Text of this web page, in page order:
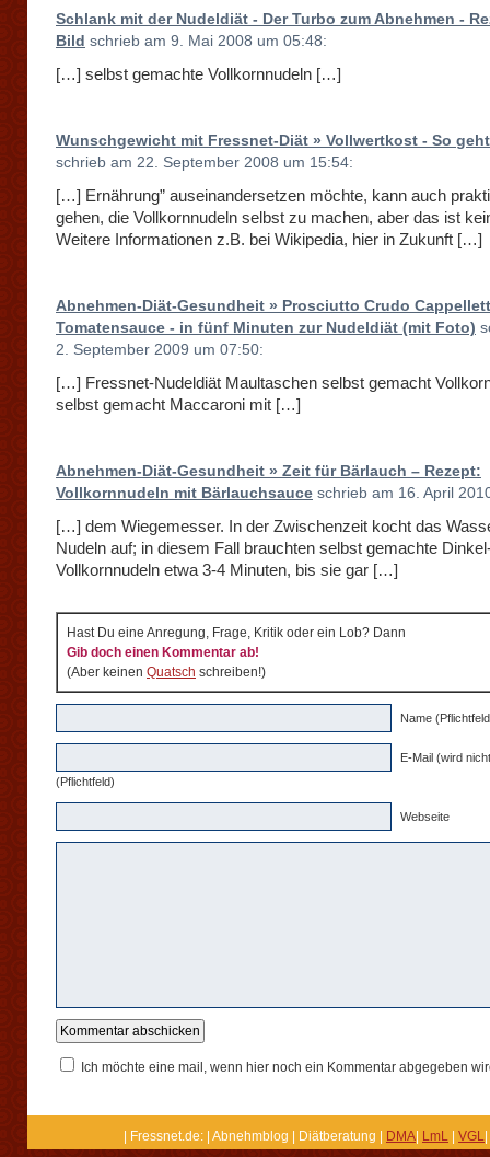
Schlank mit der Nudeldiät - Der Turbo zum Abnehmen -
Bild schrieb am 9. Mai 2008 um 05:48:
[…] selbst gemachte Vollkornnudeln […]
Wunschgewicht mit Fressnet-Diät » Vollwertkost - So
schrieb am 22. September 2008 um 15:54:
[…] Ernährung” auseinandersetzen möchte, kann auch
gehen, die Vollkornnudeln selbst zu machen, aber das ist
Weitere Informationen z.B. bei Wikipedia, hier in Zukunft […]
Abnehmen-Diät-Gesundheit » Prosciutto Crudo
Tomatensauce - in fünf Minuten zur Nudeldiät (mit Foto)
2. September 2009 um 07:50:
[…] Fressnet-Nudeldiät Maultaschen selbst gemacht
selbst gemacht Maccaroni mit […]
Abnehmen-Diät-Gesundheit » Zeit für Bärlauch – Rezept:
Vollkornnudeln mit Bärlauchsauce schrieb am 16. April
[…] dem Wiegemesser. In der Zwischenzeit kocht das
Nudeln auf; in diesem Fall brauchten selbst gemachte
Vollkornnudeln etwa 3-4 Minuten, bis sie gar […]
Hast Du eine Anregung, Frage, Kritik oder ein Lob? Dann
Gib doch einen Kommentar ab!
(Aber keinen Quatsch schreiben!)
Name
E-Mail (wird
(Pflichtfeld)
Webseite
Ich möchte eine mail, wenn hier noch ein Kommentar abgegeben
| Fressnet.de: | Abnehmblog | Diätberatung | DMA LmL VGL